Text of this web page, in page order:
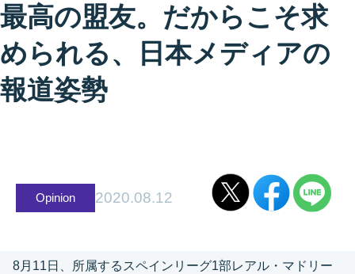
最高の盟友。だからこそ求
められる、日本メディアの
報道姿勢
Opinion 2020.08.12
8月11日、所属するスペインリーグ1部レアル・マドリー